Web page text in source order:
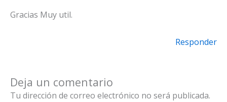
Gracias Muy util.
Responder
Deja un comentario
Tu dirección de correo electrónico no será publicada.